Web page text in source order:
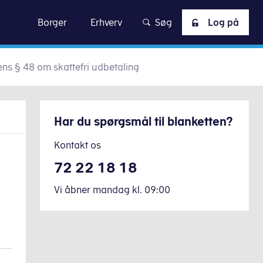
Borger Erhverv Søg Log på
§ 48 om skattefri udbetaling
Har du spørgsmål til blanketten?
Kontakt os
72 22 18 18
Vi åbner mandag kl. 09:00